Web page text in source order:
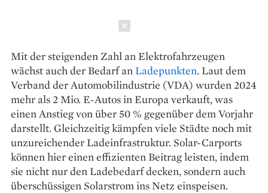
Mit der steigenden Zahl an Elektrofahrzeugen
wächst auch der Bedarf anLadepunkten. Laut dem
Verband der Automobilindustrie (VDA) wurden 2024
mehr als 2 Mio. E-Autos in Europa verkauft, was
einen Anstieg von über 50 % gegenüber dem Vorjahr
darstellt. Gleichzeitig kämpfen viele Städte noch mit
unzureichender Ladeinfrastruktur. Solar-Carports
können hier einen effizienten Beitrag leisten, indem
sie nicht nur den Ladebedarf decken, sondern auch
überschüssigen Solarstrom ins Netz einspeisen.